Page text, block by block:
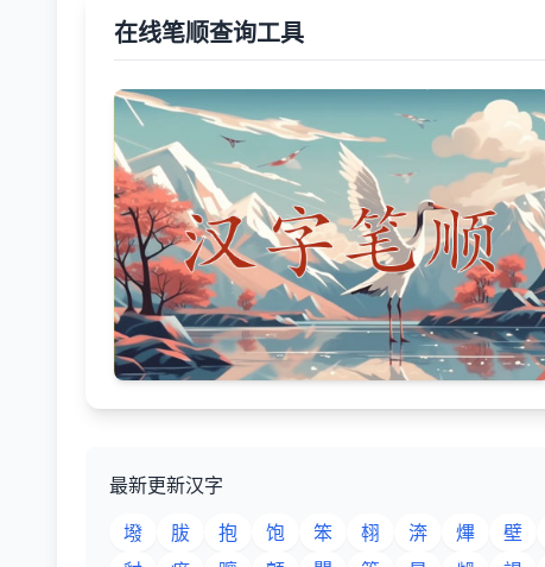
在线笔顺查询工具
最新更新汉字
墢
胈 抱 饱 笨 翉 渀 熚 壁